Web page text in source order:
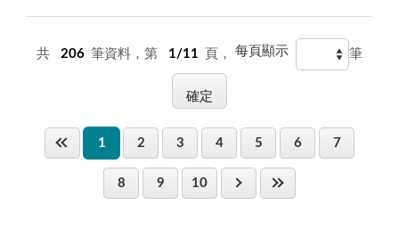
共 206 筆資料，第 1/11 頁， 每頁顯示 筆
1 2 3 4 5 6 7
8 9 10